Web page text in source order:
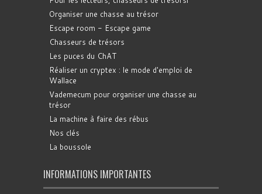
Organiser une chasse au trésor
Escape room - Escape game
Chasseurs de trésors
Les puces du ChAT
Réaliser un cryptex : le mode d'emploi de
Wallace
Vademecum pour organiser une chasse au
trésor
La machine à faire des rébus
Nos clés
La boussole
INFORMATIONS IMPORTANTES